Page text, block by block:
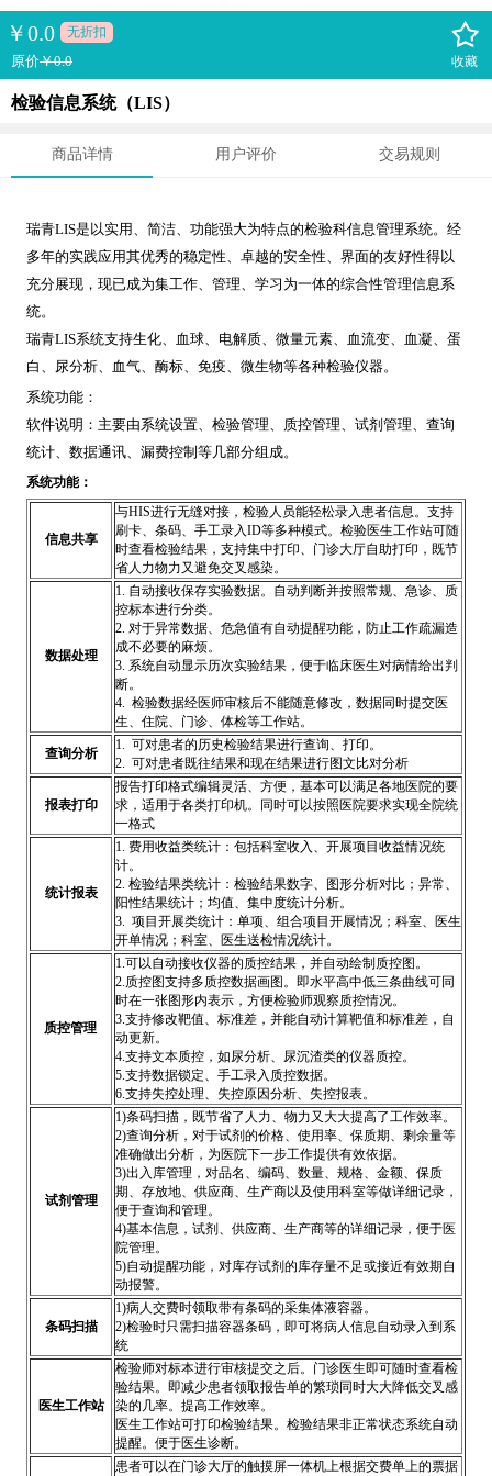
￥0.0 无折扣
原价￥0.0 收藏
检验信息系统（LIS）
商品详情 用户评价 交易规则
瑞青LIS是以实用、简洁、功能强大为特点的检验科信息管理系统。经
多年的实践应用其优秀的稳定性、卓越的安全性、界面的友好性得以
充分展现，现已成为集工作、管理、学习为一体的综合性管理信息系
统。
瑞青LIS系统支持生化、血球、电解质、微量元素、血流变、血凝、蛋
白、尿分析、血气、酶标、免疫、微生物等各种检验仪器。
系统功能：
软件说明：主要由系统设置、检验管理、质控管理、试剂管理、查询
统计、数据通讯、漏费控制等几部分组成。
系统功能：
信息共享
与HIS进行无缝对接，检验人员能轻松录入患者信息。支持
刷卡、条码、手工录入ID等多种模式。检验医生工作站可随
时查看检验结果，支持集中打印、门诊大厅自助打印，既节
省人力物力又避免交叉感染。
数据处理
1. 自动接收保存实验数据。自动判断并按照常规、急诊、质
控标本进行分类。
2. 对于异常数据、危急值有自动提醒功能，防止工作疏漏造
成不必要的麻烦。
3. 系统自动显示历次实验结果，便于临床医生对病情给出判
断。
4. 检验数据经医师审核后不能随意修改，数据同时提交医
生、住院、门诊、体检等工作站。
查询分析
1. 可对患者的历史检验结果进行查询、打印。
2. 可对患者既往结果和现在结果进行图文比对分析
报表打印
报告打印格式编辑灵活、方便，基本可以满足各地医院的要
求，适用于各类打印机。同时可以按照医院要求实现全院统
一格式
统计报表
1. 费用收益类统计：包括科室收入、开展项目收益情况统
计。
2. 检验结果类统计：检验结果数字、图形分析对比；异常、
阳性结果统计；均值、集中度统计分析。
3. 项目开展类统计：单项、组合项目开展情况；科室、医生
开单情况；科室、医生送检情况统计。
质控管理
1.可以自动接收仪器的质控结果，并自动绘制质控图。
2.质控图支持多质控数据画图。即水平高中低三条曲线可同
时在一张图形内表示，方便检验师观察质控情况。
3.支持修改靶值、标准差，并能自动计算靶值和标准差，自
动更新。
4.支持文本质控，如尿分析、尿沉渣类的仪器质控。
5.支持数据锁定、手工录入质控数据。
6.支持失控处理、失控原因分析、失控报表。
试剂管理
1)条码扫描，既节省了人力、物力又大大提高了工作效率。
2)查询分析，对于试剂的价格、使用率、保质期、剩余量等
准确做出分析，为医院下一步工作提供有效依据。
3)出入库管理，对品名、编码、数量、规格、金额、保质
期、存放地、供应商、生产商以及使用科室等做详细记录，
便于查询和管理。
4)基本信息，试剂、供应商、生产商等的详细记录，便于医
院管理。
5)自动提醒功能，对库存试剂的库存量不足或接近有效期自
动报警。
条码扫描
1)病人交费时领取带有条码的采集体液容器。
2)检验时只需扫描容器条码，即可将病人信息自动录入到系
统
医生工作站
检验师对标本进行审核提交之后。门诊医生即可随时查看检
验结果。即减少患者领取报告单的繁琐同时大大降低交叉感
染的几率。提高工作效率。
医生工作站可打印检验结果。检验结果非正常状态系统自动
提醒。便于医生诊断。
患者可以在门诊大厅的触摸屏一体机上根据交费单上的票据